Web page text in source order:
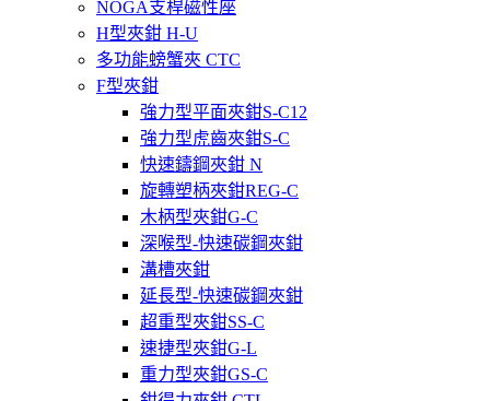
NOGA支桿磁性座
H型夾鉗 H-U
多功能螃蟹夾 CTC
F型夾鉗
強力型平面夾鉗S-C12
強力型虎齒夾鉗S-C
快速鑄鋼夾鉗 N
旋轉塑柄夾鉗REG-C
木柄型夾鉗G-C
深喉型-快速碳鋼夾鉗
溝槽夾鉗
延長型-快速碳鋼夾鉗
超重型夾鉗SS-C
速捷型夾鉗G-L
重力型夾鉗GS-C